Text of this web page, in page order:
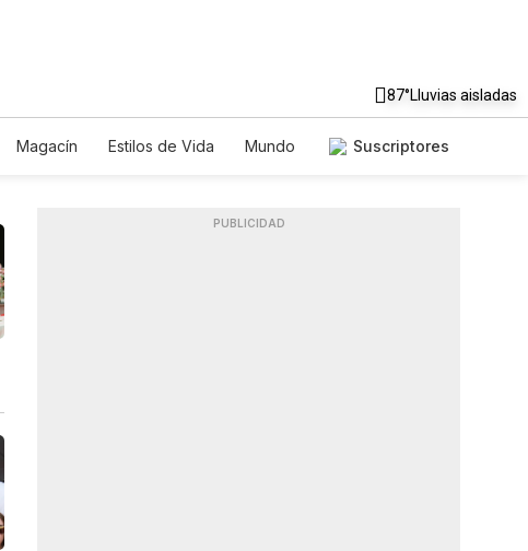
87°Lluvias aisladas
Magacín Estilos de Vida
Mundo
Suscriptores
PUBLICIDAD